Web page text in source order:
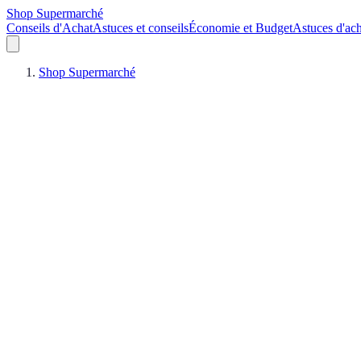
Shop Supermarché
Conseils d'AchatAstuces et conseilsÉconomie et BudgetAstuces
Shop Supermarché